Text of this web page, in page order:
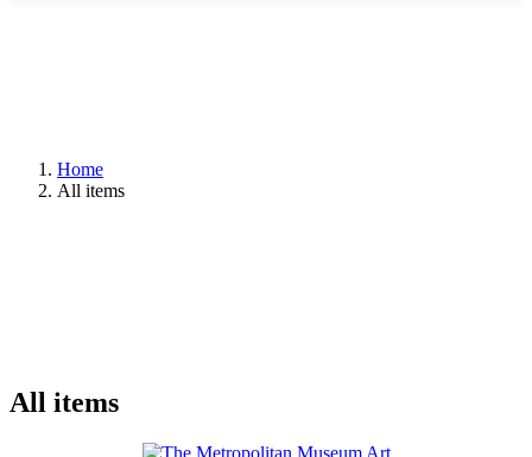
Home
All items
All items